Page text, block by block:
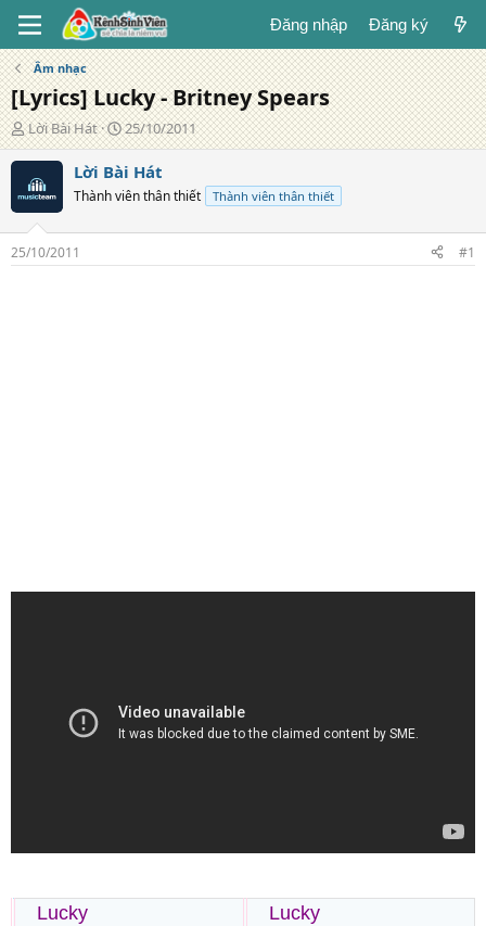
Đăng nhập Đăng ký
Âm nhạc
[Lyrics] Lucky - Britney Spears
T
á
c
g
i
ả
Lời Bài Hát
N
g
à
y
đ
g
25/10/2011
Lời Bài Hát
Thành viên thân thiết Thành viên thân thiết
25/10/2011 #1
Lucky Lucky